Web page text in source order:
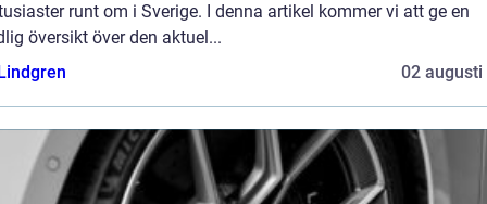
runt om i Sverige. I denna artikel kommer vi att ge en
översikt över den aktuel...
02 augusti